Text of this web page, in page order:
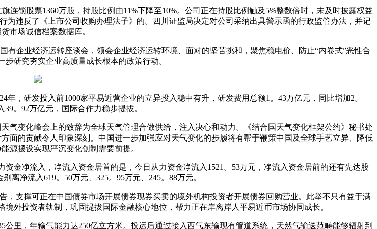
锁股票1360万股，持股比例由11%下降至10%。公司正在持股比例触及5%整数倍时，未及时披露权益
为违反了《上市公司收购办理法子》的。四川证监局决定对公司采纳出具警示函的行政监管办法，并记
货市场诚信档案数据库。
企业经济运转座谈会，领会企业经济运转环境、面对的坚苦挑和，聚焦稳电价、防止“内卷式”恶性合
步研究夯实企业高质量成长根本的政策行动。
研发投入前1000家平易近营企业的立异投入稳中有升，研发费用总额1。43万亿元，同比增加2。
39。92万亿元，国际合作力稳步提拔。
变化峰会上的致辞为全球天气管理合做供给，注入决心和动力。《结合国天气变化框架公约》秘书处
面的贡献令人印象深刻。中国进一步加强应对天气变化的步履将有帮于鞭策中国及全球手艺立异、降低
源摆设实现严沉变化创制需要前提。
净流入，净流入资金居首的是，今日从力资金净流入1521。53万元，净流入资金居前的还有先达股
离净流入619。50万元、325。95万元、245。88万元。
支撑可正在中国债券市场开展债券现券买卖的境外机构投资者开展债券回购营业。此举不只有益于满
外投资者轨制，巩固提拔国际金融核心地位，帮力正在岸离岸人平易近币市场协同成长。
，年输气能力达250亿立方米。投运后通过接入西气东输现有管道系统，天然气输送范畴能够辐射到